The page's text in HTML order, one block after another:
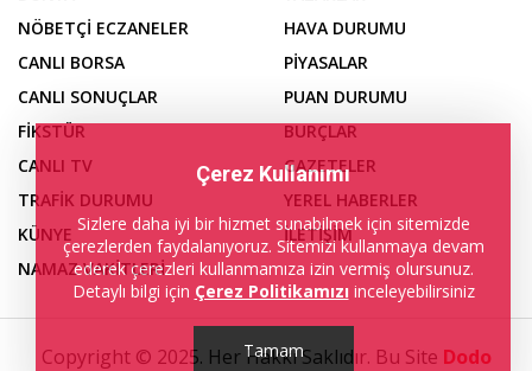
NÖBETÇİ ECZANELER
CANLI BORSA
CANLI SONUÇLAR
FİKSTÜR
CANLI TV
TRAFİK DURUMU
KÜNYE
NAMAZ VAKİTLERİ
HAVA DURUMU
PİYASALAR
PUAN DURUMU
BURÇLAR
GAZETELER
YEREL HABERLER
İLETİŞİM
Copyright © 2025. Her Hakkı Saklıdır. Bu Site Dodo
Çerez Kullanımı
Sizlere daha iyi bir hizmet sunabilmek için sitemizde
çerezlerden faydalanıyoruz. Sitemizi kullanmaya devam
ederek çerezleri kullanmamıza izin vermiş olursunuz.
Detaylı bilgi için Çerez Politikamızıinceleyebilirsiniz
Tamam